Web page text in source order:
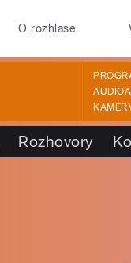
O rozhlase
Rozhovory